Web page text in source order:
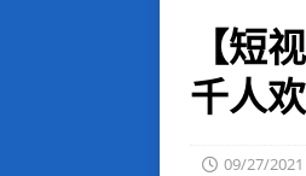
【短
千人
09/27/2021